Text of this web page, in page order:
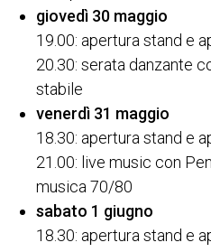
giovedì 30 maggio
19.00: apertura stand e
20.30: serata danzante
stabile
venerdì 31 maggio
18.30: apertura stand e
21.00: live music con
musica 70/80
sabato 1 giugno
18.30: apertura stand e